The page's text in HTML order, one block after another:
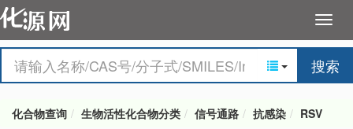
搜索
化合物查询 生物活性化合物分类 信号通路 抗感染 RSV